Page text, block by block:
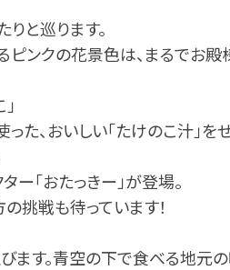
と巡ります。
ンクの花景色は、まるでお殿
た、おいしい「たけのこ汁」を
ー「おたっきー」が登場。
挑戦も待っています！
す。青空の下で食べる地元の